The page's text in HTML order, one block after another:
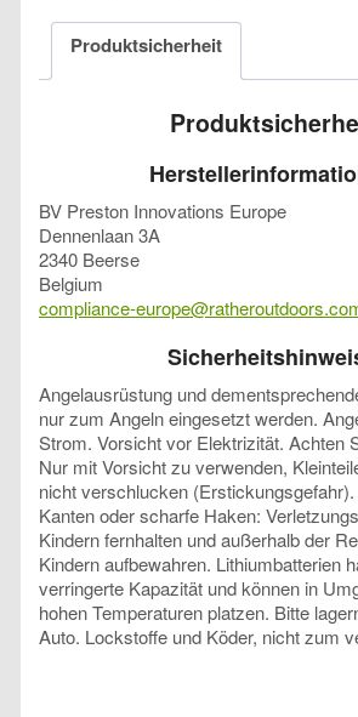
Produktsicherheit
BV Preston Innovations Europe
Dennenlaan 3A
2340 Beerse
Belgium
compliance-
Angelausrüstung und
nur zum Angeln eingesetzt werden.
Strom. Vorsicht vor Elektrizität. Achten
Nur mit Vorsicht zu verwenden,
nicht verschlucken
Kanten oder scharfe Haken:
Kindern fernhalten und außerhalb der
Kindern aufbewahren. Lithiumbatterien
verringerte Kapazität und können in
hohen Temperaturen platzen. Bitte
Auto. Lockstoffe und Köder, nicht zum